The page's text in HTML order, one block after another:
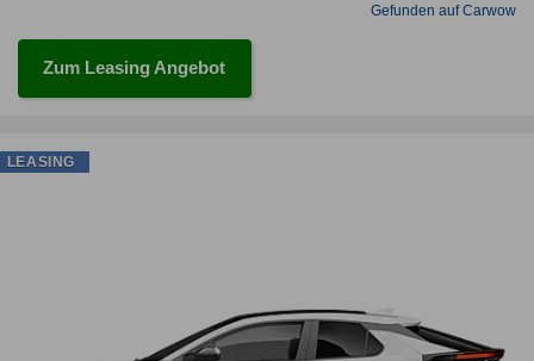
Gefunden auf Carwow
Zum Leasing Angebot
LEASING